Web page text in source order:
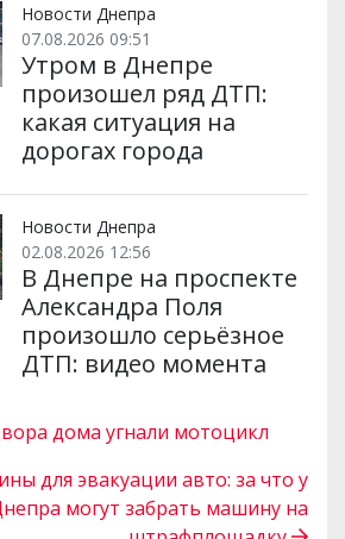
Новости Днепра
07.08.2026 09:51
Утром в Днепре
произошел ряд ДТП:
какая ситуация на
дорогах города
Новости Днепра
02.08.2026 12:56
В Днепре на проспекте
Александра Поля
произошло серьёзное
ДТП: видео момента
дома угнали мотоцикл
для эвакуации авто: за что у
могут забрать машину на